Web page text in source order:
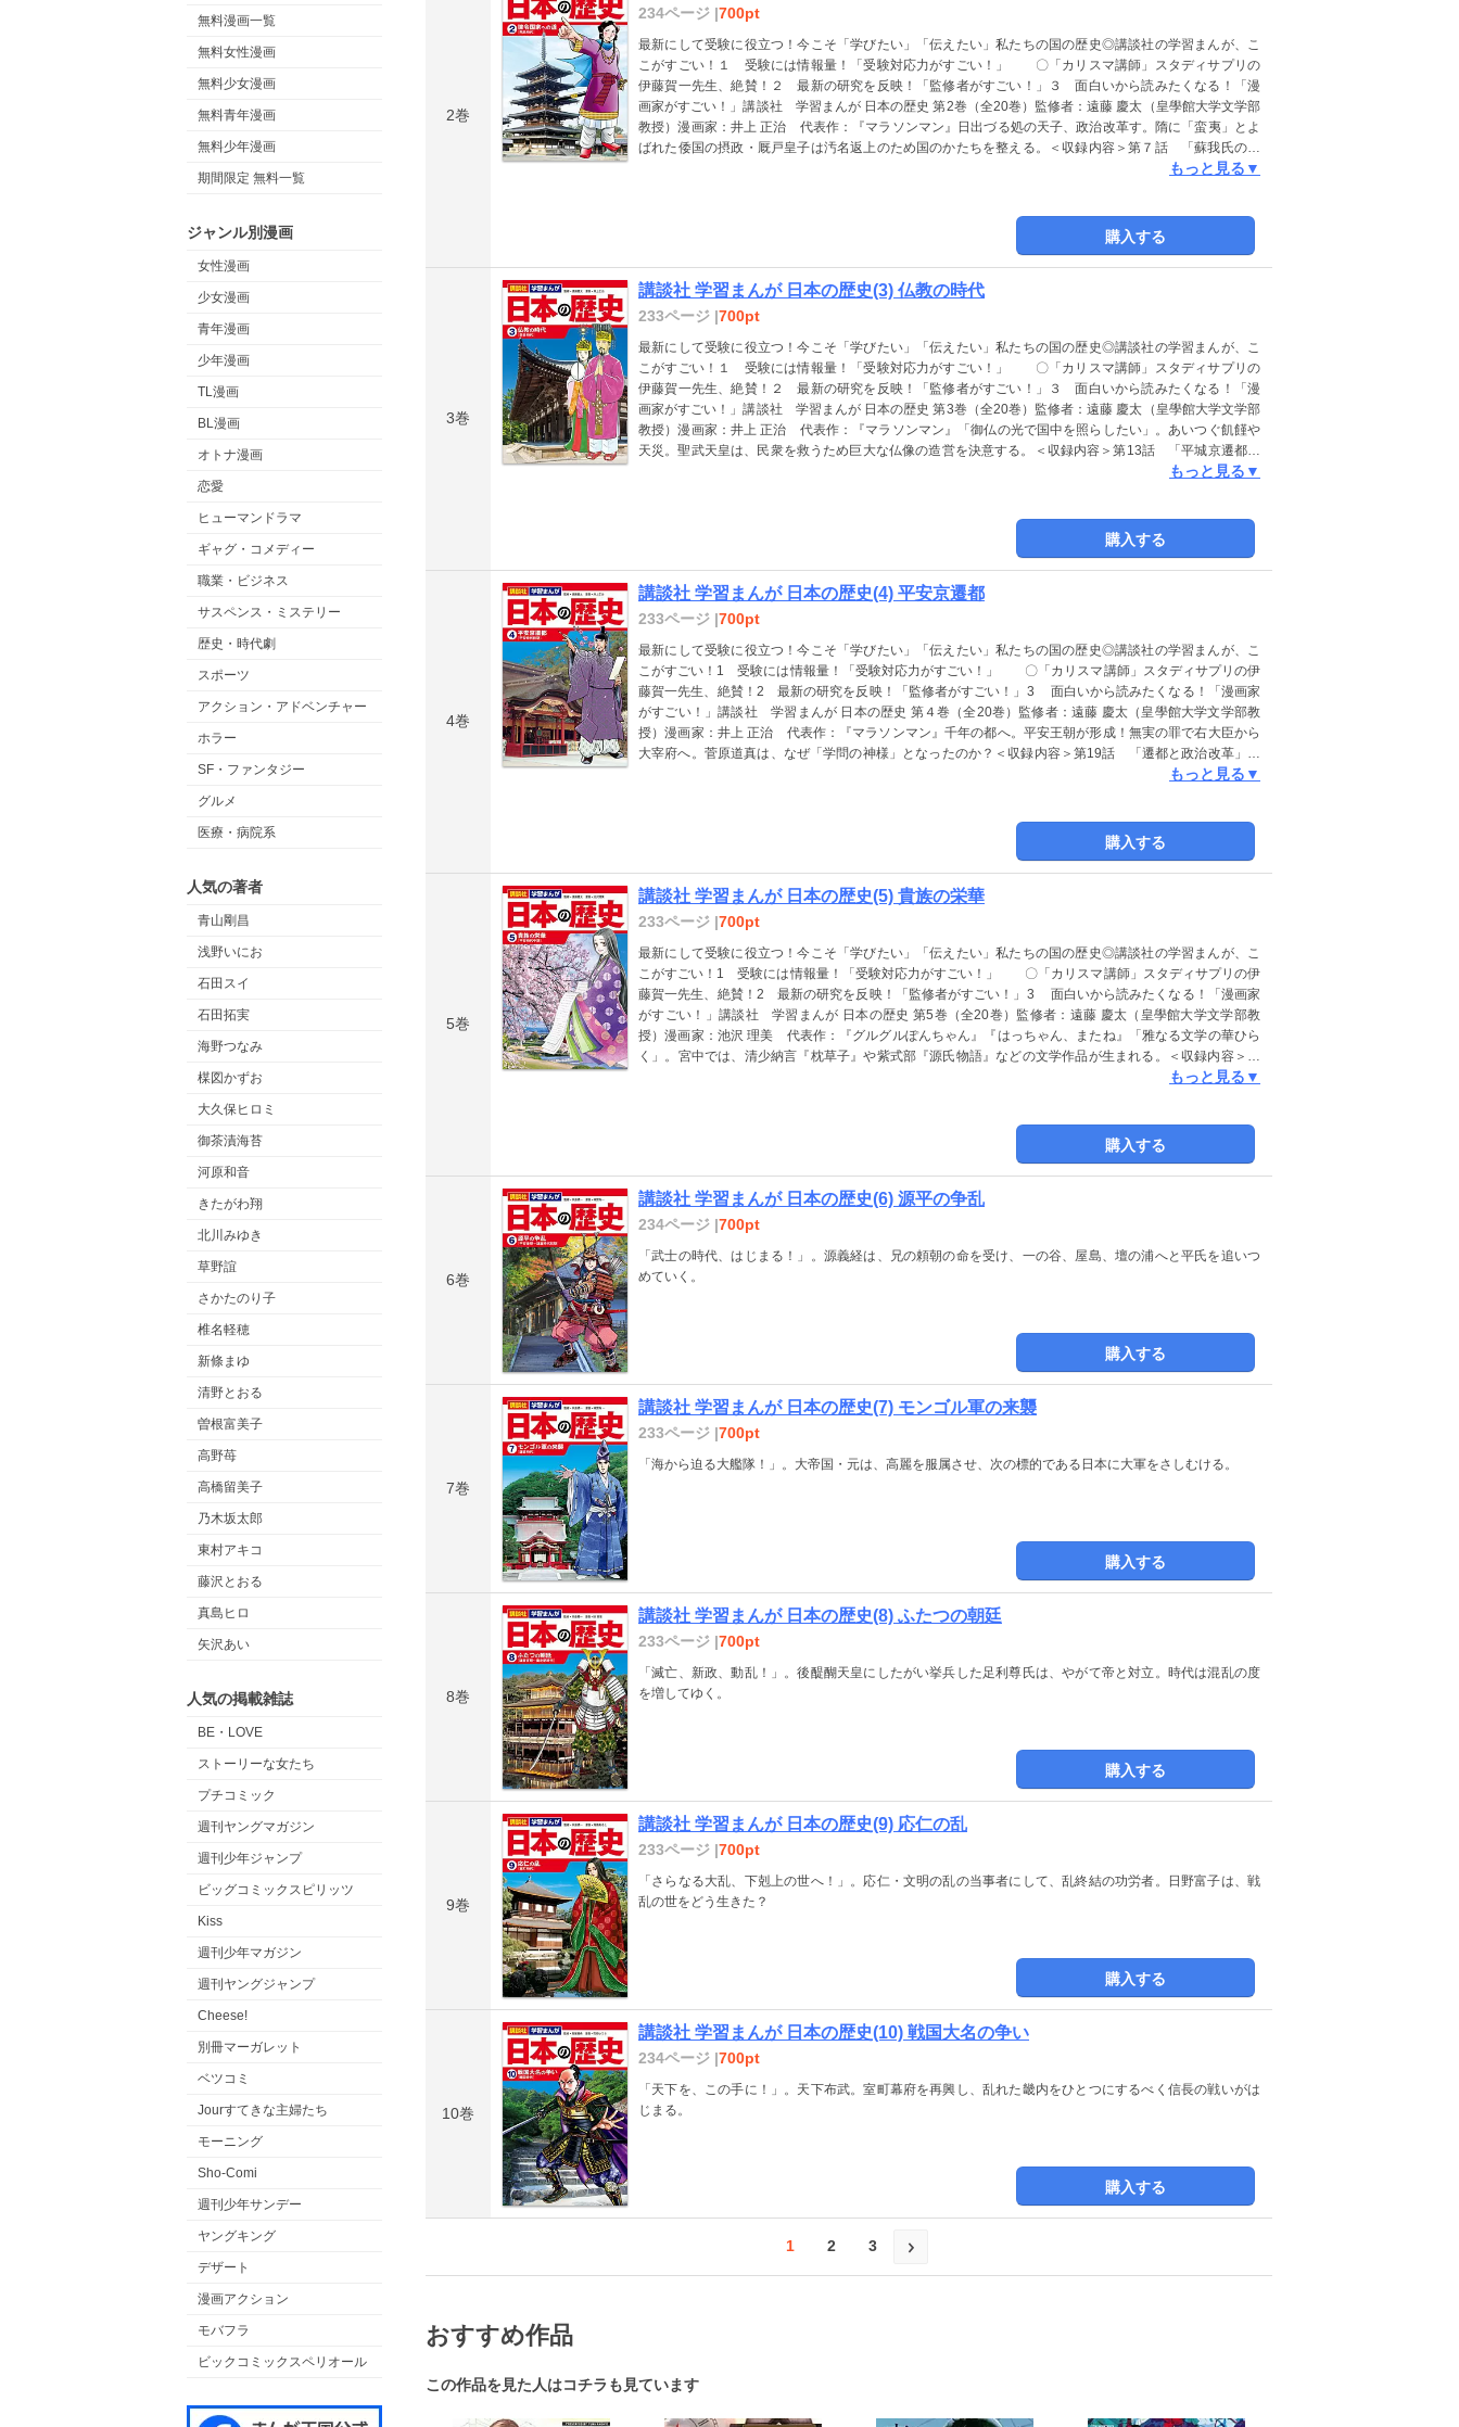
無料漫画一覧
無料女性漫画
無料少女漫画
無料青年漫画
無料少年漫画
期間限定 無料一覧
ジャンル別漫画
女性漫画
少女漫画
青年漫画
少年漫画
TL漫画
BL漫画
オトナ漫画
恋愛
ヒューマンドラマ
ギャグ・コメディー
職業・ビジネス
サスペンス・ミステリー
歴史・時代劇
スポーツ
アクション・アドベンチャー
ホラー
SF・ファンタジー
グルメ
医療・病院系
人気の著者
青山剛昌
浅野いにお
石田スイ
石田拓実
海野つなみ
楳図かずお
大久保ヒロミ
御茶漬海苔
河原和音
きたがわ翔
北川みゆき
草野誼
さかたのり子
椎名軽穂
新條まゆ
清野とおる
曽根富美子
高野苺
高橋留美子
乃木坂太郎
東村アキコ
藤沢とおる
真島ヒロ
矢沢あい
人気の掲載雑誌
BE・LOVE
ストーリーな女たち
プチコミック
週刊ヤングマガジン
週刊少年ジャンプ
ビッグコミックスピリッツ
Kiss
週刊少年マガジン
週刊ヤングジャンプ
Cheese!
別冊マーガレット
ベツコミ
Jourすてきな主婦たち
モーニング
Sho-Comi
週刊少年サンデー
ヤングキング
デザート
漫画アクション
モバフラ
ビックコミックスペリオール
2巻
234ページ |700pt
最新にして受験に役立つ！今こそ「学びたい」「伝えたい」私たちの国の歴史◎講談社の学習まんが、こ
こがすごい！１ 受験には情報量！「受験対応力がすごい！」 〇「カリスマ講師」スタディサプリの
伊藤賀一先生、絶賛！２ 最新の研究を反映！「監修者がすごい！」３ 面白いから読みたくなる！「漫
画家がすごい！」講談社 学習まんが 日本の歴史 第2巻（全20巻）監修者：遠藤 慶太（皇學館大学文学部
教授）漫画家：井上 正治 代表作：『マラソンマン』日出づる処の天子、政治改革す。隋に「蛮夷」とよ
ばれた倭国の摂政・厩戸皇子は汚名返上のため国のかたちを整える。＜収録内容＞第７話 「蘇我氏の台
頭」大陸から仏教が伝来。その受け入れをめぐりヤマト政権の内部で対立がおこる。第８話 「遣隋使」
じ、斉明天皇はみずから指揮をとり朝鮮半島に兵を送るのだが。第11話 「壬申の乱」天智天皇の後継を
めぐり、朝廷内ではげしく対立。古代で最大の内乱がおこる。第12話 「大宝律令」天武天皇の遺志をつ
いだ持統天皇は、藤原京に遷都。新しい律令を完成させる。＜監修者のことば＞ 飛鳥時代、この巻でた
どる１５０年あまりは、日本という古代国家が形をあらわしてくる時代です。日本最初の女帝・推古天皇
は、聖徳太子・蘇我馬子とともに政治をおこない、遣隋使を送りました。その後も、激動する東アジアの
鳥を訪れてみると、『日本書紀』が伝える事件の現場はおだやかな田園となり、それがかえって想像をか
きたててくれます。 いってみれば日本という国の青春時代にあたる飛鳥・藤原の１５０年、白村江の外
征や壬申の乱といった危機をのりこえて、律令国家が姿をあらわすまでをたどります。※この商品は紙の
書籍のページを画像にした電子書籍です。文字だけを拡大することはできませんので、タブレットサイズ
の端末での閲読を推奨します。また、文字列のハイライトや検索、辞書の参照、引用などの機能も使用で
きません。
もっと見る▼
購入する
3巻
講談社 学習まんが 日本の歴史(3) 仏教の時代
233ページ |700pt
最新にして受験に役立つ！今こそ「学びたい」「伝えたい」私たちの国の歴史◎講談社の学習まんが、こ
こがすごい！１ 受験には情報量！「受験対応力がすごい！」 〇「カリスマ講師」スタディサプリの
伊藤賀一先生、絶賛！２ 最新の研究を反映！「監修者がすごい！」３ 面白いから読みたくなる！「漫
画家がすごい！」講談社 学習まんが 日本の歴史 第3巻（全20巻）監修者：遠藤 慶太（皇學館大学文学部
教授）漫画家：井上 正治 代表作：『マラソンマン』「御仏の光で国中を照らしたい」。あいつぐ飢饉や
天災。聖武天皇は、民衆を救うため巨大な仏像の造営を決意する。＜収録内容＞第13話 「平城京遷都」
都を平城京に移し律令による強大な国をめざす藤原不比等の前に、ある僧が……。第14話 「長屋王の
りの高僧の鑑真が、危険を冒してまで伝えたかったものとは？第17話 「藤原仲麻呂の独裁」聖武天皇亡
きあと女性の孝謙天皇の時代。再び権力をめぐる争いがはじまる。第18話 「女帝と道鏡」僧でありなが
ら異例の出世をした道鏡に皇位につけというお告げがくだる？＜監修者のことば＞ 奈良の大仏といえ
ば、日本人なら誰もが知っていることでしょう。奈良時代は、この巨大な金銅仏がつくられた時代です。
律令という法典にもとづく政治がおこなわれ、国際色豊かな天平文化が花開いた平城の都――奈良を訪れ
の日常は、木簡などの新たな史料にめぐまれて、いきいきとよみがえってきます。地方と都城、日本と外
国をいきかう人・モノは絶えることなく、なかには遠く西域や波斯の香りさえ漂っていました。大仏はこ
れら多彩な群像を見守ってきたのです。 本巻では平城京の光と影を、最新の研究成果によって描きま
す。※この商品は紙の書籍のページを画像にした電子書籍です。文字だけを拡大することはできませんの
で、タブレットサイズの端末での閲読を推奨します。また、文字列のハイライトや検索、辞書の参照、引
用などの機能も使用できません。
もっと見る▼
購入する
4巻
講談社 学習まんが 日本の歴史(4) 平安京遷都
233ページ |700pt
最新にして受験に役立つ！今こそ「学びたい」「伝えたい」私たちの国の歴史◎講談社の学習まんが、こ
こがすごい！1 受験には情報量！「受験対応力がすごい！」 〇「カリスマ講師」スタディサプリの伊
藤賀一先生、絶賛！2 最新の研究を反映！「監修者がすごい！」3 面白いから読みたくなる！「漫画家
がすごい！」講談社 学習まんが 日本の歴史 第４巻（全20巻）監修者：遠藤 慶太（皇學館大学文学部教
授）漫画家：井上 正治 代表作：『マラソンマン』千年の都へ。平安王朝が形成！無実の罪で右大臣から
大宰府へ。菅原道真は、なぜ「学問の神様」となったのか？＜収録内容＞第19話 「遷都と政治改革」天
皇中心の強力な政権をめざして、桓武天皇は新たな都・平安京に遷都する。第20話 「蝦夷と三十八年戦
わたった最澄と空海は、仏教の新しい教えを日本にもたらす。第23話 「応天門の変」都の応天門が炎
上。放火か？ 犯人は？ 朝廷内の政治闘争がはじまる。第24話 「菅原道真と延喜の治」宇多天皇の信
頼をえた学者の菅原道真は遣唐使派遣の中止を進言する。＜監修者のことば＞ ２０１９年秋、京都で三
十六歌仙絵の展覧会がありました。会場で特に印象に残ったのは、艶麗な後ろ姿の女性像――伝説的な歌
人・小野小町です。 この巻であつかう時代は、桓武天皇の政治改革から藤原氏北家による摂関政治ま
この時代は、じつは律令にもとづく政治が曲がり角をむかえ、実情にあわせて変容をとげてゆく時期でも
あります。東北の地震や富士山の噴火など、自然災害に向きあいながら日々の暮らしを営んでいた人々を
忘れることなく、時代の変化を読みとっていただければと思います。※この商品は紙の書籍のページを画
像にした電子書籍です。文字だけを拡大することはできませんので、タブレットサイズの端末での閲読を
推奨します。また、文字列のハイライトや検索、辞書の参照、引用などの機能も使用できません。
もっと見る▼
購入する
5巻
講談社 学習まんが 日本の歴史(5) 貴族の栄華
233ページ |700pt
最新にして受験に役立つ！今こそ「学びたい」「伝えたい」私たちの国の歴史◎講談社の学習まんが、こ
こがすごい！1 受験には情報量！「受験対応力がすごい！」 〇「カリスマ講師」スタディサプリの伊
藤賀一先生、絶賛！2 最新の研究を反映！「監修者がすごい！」3 面白いから読みたくなる！「漫画家
がすごい！」講談社 学習まんが 日本の歴史 第5巻（全20巻）監修者：遠藤 慶太（皇學館大学文学部教
授）漫画家：池沢 理美 代表作：『グルグルぽんちゃん』『はっちゃん、またね』「雅なる文学の華ひら
く」。宮中では、清少納言『枕草子』や紫式部『源氏物語』などの文学作品が生まれる。＜収録内容＞第
25話 「和歌と仮名文学」「古今和歌集」の撰者の紀貫之は、土佐からの帰り、仮名文字で日記を書く。
物語」中宮・彰子の教育係となった紫式部は、周囲の求めに応じ、物語を書く。第29話 「摂関政治」幼
い天皇を補佐する摂政、成長後に支える関白などの要職を藤原氏が独占する。第30話 「院政と武士の台
頭」成長した武士団どうしの争いが、前九年の役・後三年の役へとひろがっていく。＜監修者のことば
＞ 平安時代と聞いて連想するのは、遣唐使が停止されたことで日本独自の文化がはぐくまれ、仮名文字
が生まれ、女性による文学が盛んになった「国風文化」ではないでしょうか。 しかし近年はそのとらえ
ても熱心に漢籍を集めました。和・漢いずれかひとつを選ぶのではなく、朝廷の要望に応じた外来文化の
選択、それが平安時代の特徴です。それを『源氏物語』では「やまとだましい」（漢学の知識を日本の実
文字だけを拡大することはできませんので、タブレットサイズの端末での閲読を推奨します。また、文字
列のハイライトや検索、辞書の参照、引用などの機能も使用できません。
もっと見る▼
購入する
6巻
講談社 学習まんが 日本の歴史(6) 源平の争乱
234ページ |700pt
「武士の時代、はじまる！」。源義経は、兄の頼朝の命を受け、一の谷、屋島、壇の浦へと平氏を追いつ
めていく。
購入する
7巻
講談社 学習まんが 日本の歴史(7) モンゴル軍の来襲
233ページ |700pt
「海から迫る大艦隊！」。大帝国・元は、高麗を服属させ、次の標的である日本に大軍をさしむける。
購入する
8巻
講談社 学習まんが 日本の歴史(8) ふたつの朝廷
233ページ |700pt
「滅亡、新政、動乱！」。後醍醐天皇にしたがい挙兵した足利尊氏は、やがて帝と対立。時代は混乱の度
を増してゆく。
購入する
9巻
講談社 学習まんが 日本の歴史(9) 応仁の乱
233ページ |700pt
「さらなる大乱、下剋上の世へ！」。応仁・文明の乱の当事者にして、乱終結の功労者。日野富子は、戦
乱の世をどう生きた？
購入する
10巻
講談社 学習まんが 日本の歴史(10) 戦国大名の争い
234ページ |700pt
「天下を、この手に！」。天下布武。室町幕府を再興し、乱れた畿内をひとつにするべく信長の戦いがは
じまる。
購入する
1 2 3
おすすめ作品
この作品を見た人はコチラも見ています